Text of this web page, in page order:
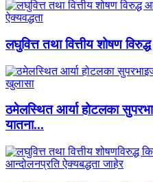
लघुवित्त तथा वित्तीय शोषण
ठमेलस्थित आर्या होटलका
यातना...